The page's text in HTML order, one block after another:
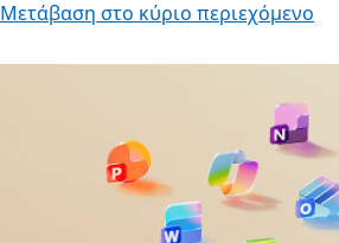
Μετάβαση στο κύριο περιεχόμενο